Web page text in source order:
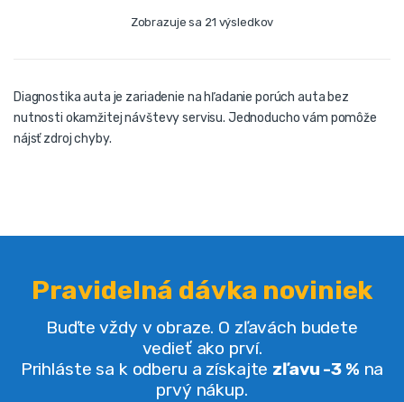
Zobrazuje sa 21 výsledkov
Diagnostika auta je zariadenie na hľadanie porúch auta bez
nutnosti okamžitej návštevy servisu. Jednoducho vám pomôže
nájsť zdroj chyby.
Pravidelná dávka noviniek
Buďte vždy v obraze. O zľavách budete
vedieť ako prví.
Prihláste sa k odberu a získajte zľavu -3 % na
prvý nákup.